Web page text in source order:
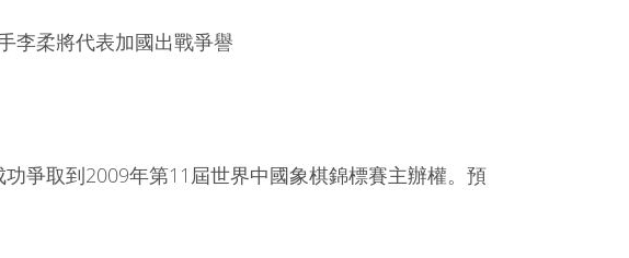
李柔將代表加國出戰爭譽
功爭取到2009年第11屆世界中國象棋錦標賽主辦權。預